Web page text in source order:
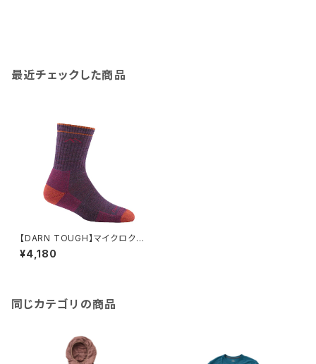
最近チェックした商品
【DARN TOUGH】マイクロクル
ー ミッドウェイトクッション190
3（ウィメンズ)
¥4,180
同じカテゴリの商品